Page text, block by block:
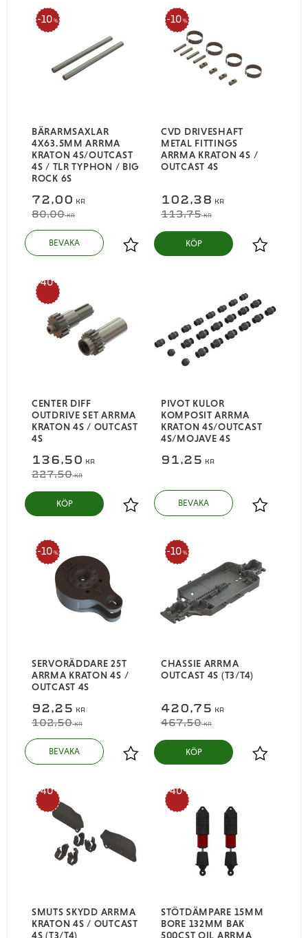
BÄRARMSAXLAR
4X63.5MM ARRMA
KRATON 4S/OUTCAST
4S / TLR TYPHON / BIG
ROCK 6S
72,00 KR
80,00KR
10 %
Lägg till i favoriter
CVD DRIVESHAFT
METAL FITTINGS
ARRMA KRATON 4S /
OUTCAST 4S
102,38 KR
113,75KR
10 %
Lägg till i
KÖP
CENTER DIFF
OUTDRIVE SET ARRMA
KRATON 4S / OUTCAST
4S
136,50 KR
227,50KR
40
%
Lägg till i favoriter
KÖP
PIVOT KULOR
KOMPOSIT ARRMA
KRATON 4S/OUTCAST
4S/MOJAVE 4S
91,25 KR
Lägg till i
SERVORÄDDARE 25T
ARRMA KRATON 4S /
OUTCAST 4S
92,25 KR
102,50KR
10 %
Lägg till i favoriter
CHASSIE ARRMA
OUTCAST 4S (T3/T4)
420,75 KR
467,50KR
10 %
Lägg till i
KÖP
SMUTS SKYDD ARRMA
KRATON 4S / OUTCAST
4S (T3/T4)
40
%
STÖTDÄMPARE 15MM
BORE 132MM BAK
500CST OIL ARRMA
40
%